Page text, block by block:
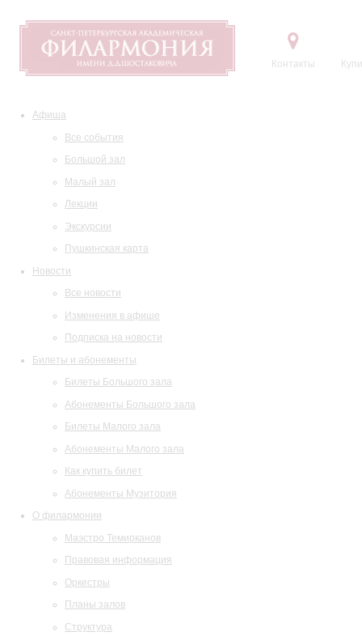
Контакты
Афиша
Все события
Большой зал
Малый зал
Лекции
Экскурсии
Пушкинская карта
Новости
Все новости
Изменения в афише
Подписка на новости
Билеты и абонементы
Билеты Большого зала
Абонементы Большого зала
Билеты Малого зала
Абонементы Малого зала
Как купить билет
Абонементы Музитория
О филармонии
Маэстро Темирканов
Правовая информация
Оркестры
Планы залов
Структура